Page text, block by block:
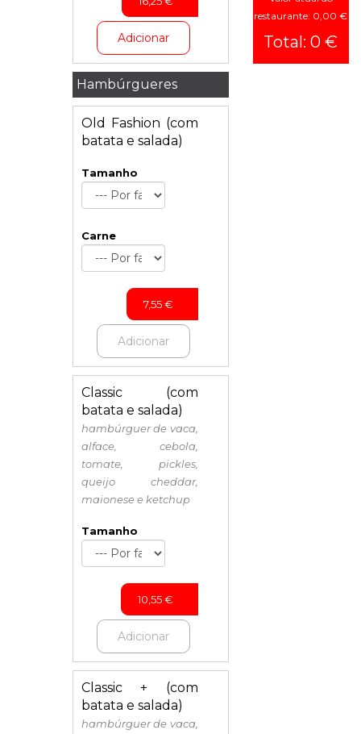
Refrigerantes
Cervejas
Vinhos
Sangrias
Adicionar
Hambúrgueres
Old Fashion (com
batata e salada)
Tamanho
Carne
7,55€
Adicionar
Classic (com
batata e salada)
hambúrguer de vaca,
alface, cebola,
tomate, pickles,
queijo cheddar,
maionese e ketchup
Tamanho
10,55€
Adicionar
Classic + (com
batata e salada)
hambúrguer de vaca,
restaurante: 0,00 €
Total: 0 €